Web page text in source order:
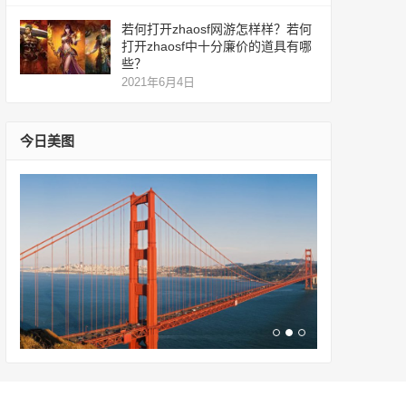
若何打开zhaosf网游怎样样？若何
打开zhaosf中十分廉价的道具有哪
些？
2021年6月4日
今日美图